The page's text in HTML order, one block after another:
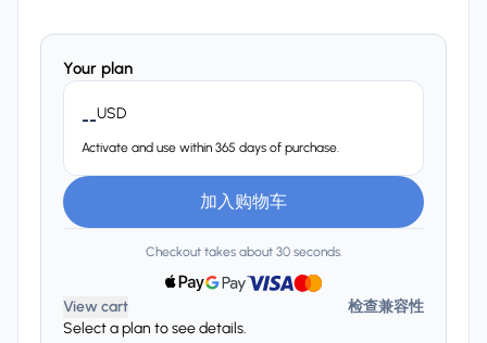
Your plan
--USD
Activate and use within 365 days of purchase.
加入购物车
Checkout takes about 30 seconds.
View cart
检查兼容性
Select a plan to see details.